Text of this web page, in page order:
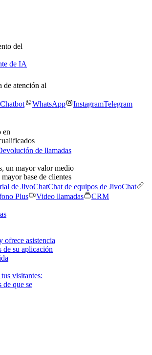
del
de IA
de atención al
Chatbot WhatsApp InstagramTelegram
en
de llamadas
un mayor valor medio
base de clientes
de JivoChatChat de equipos de JivoChat
Plus Video llamadas
CRM
ofrece asistencia
de su aplicación
visitantes:
de que se